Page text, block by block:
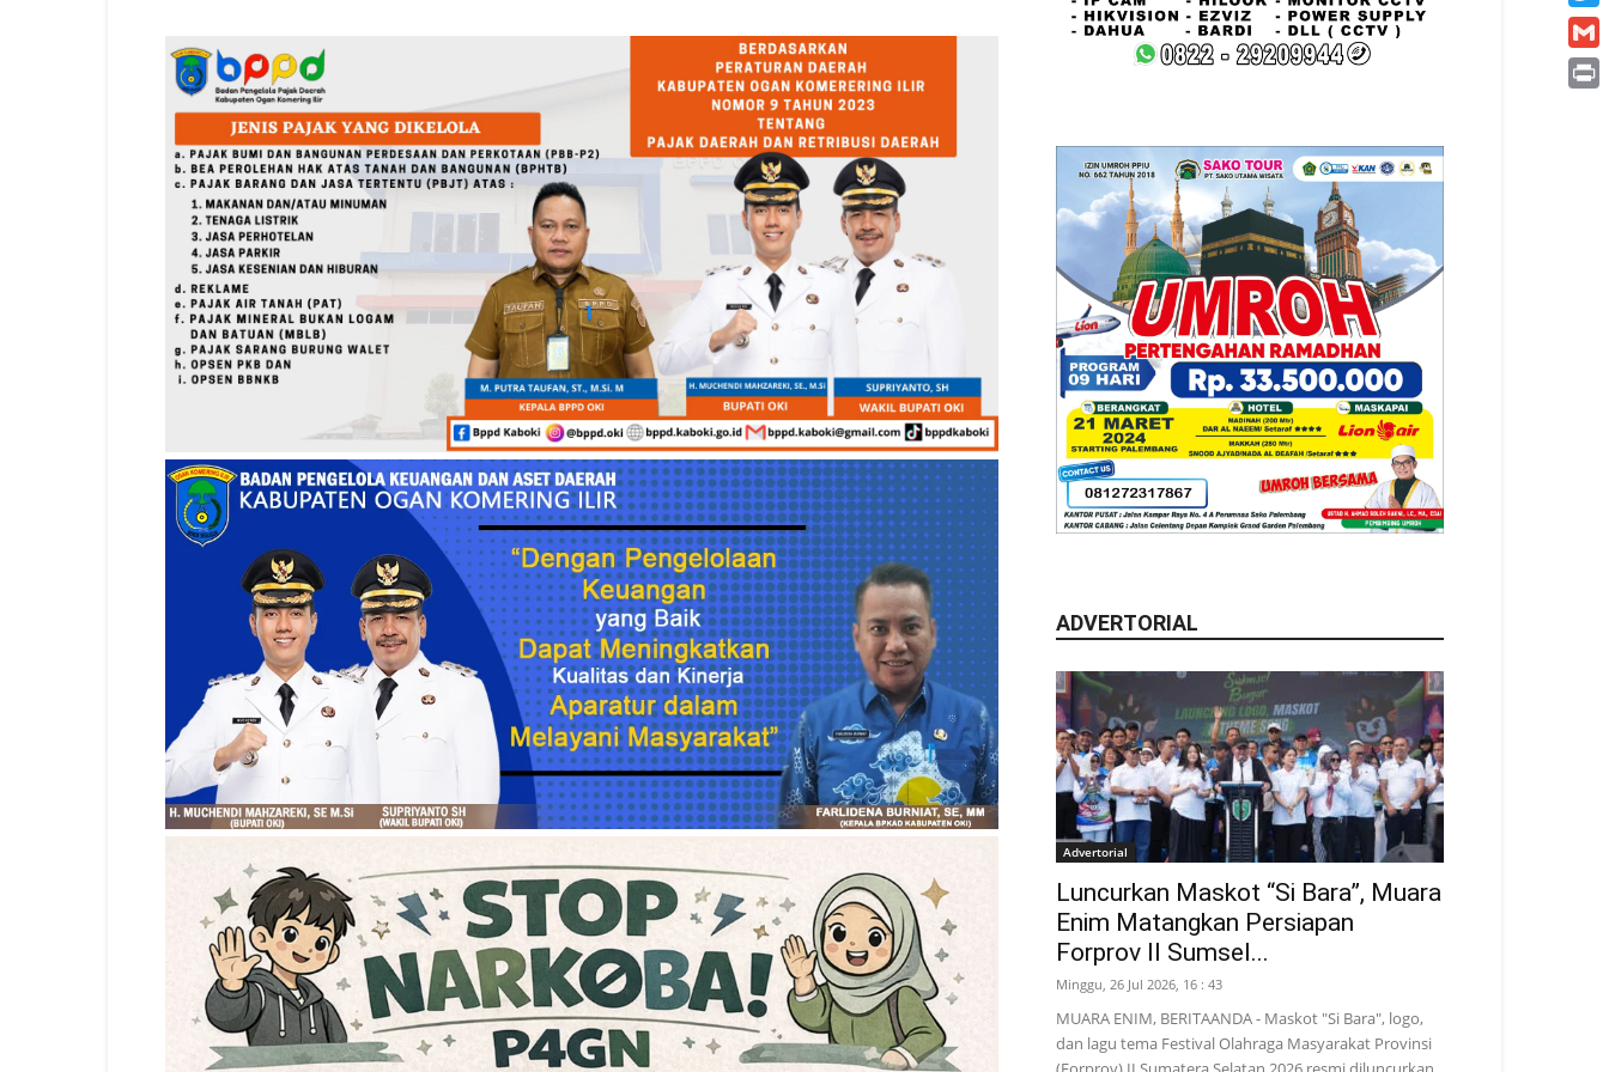
ADVERTORIAL
Advertorial
Luncurkan Maskot “Si Bara”, Muara
Enim Matangkan Persiapan
Forprov II Sumsel...
Minggu, 26 Jul 2026, 16 : 43
MUARA ENIM, BERITAANDA - Maskot "Si Bara", logo,
dan lagu tema Festival Olahraga Masyarakat Provinsi